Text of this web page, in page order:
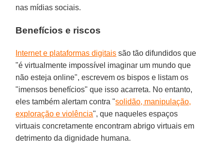
nas mídias sociais.
Benefícios e riscos
Internet e plataformas digitais são tão difundidos que
"é virtualmente impossível imaginar um mundo que
não esteja online", escrevem os bispos e listam os
"imensos benefícios" que isso acarreta. No entanto,
eles também alertam contra "solidão, manipulação,
exploração e violência", que naqueles espaços
virtuais concretamente encontram abrigo virtuais em
detrimento da dignidade humana.